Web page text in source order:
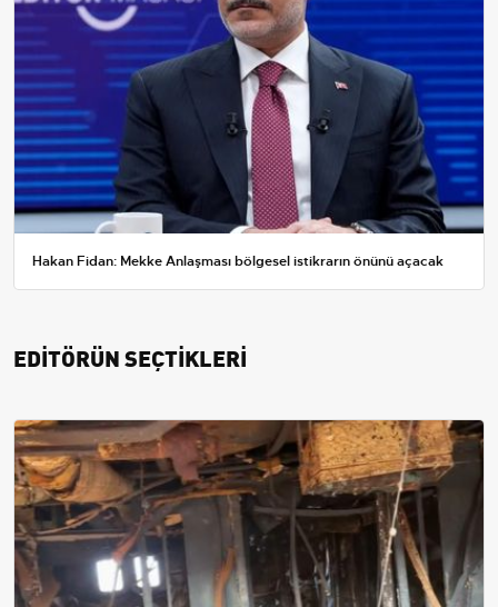
Hakan Fidan: Mekke Anlaşması bölgesel istikrarın önünü açacak
EDİTÖRÜN SEÇTİKLERİ